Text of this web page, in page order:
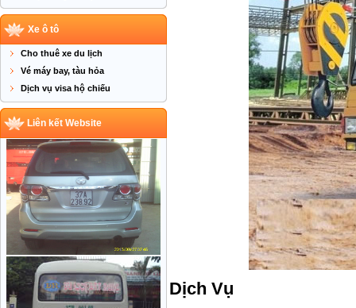
Xe ô tô
Cho thuê xe du lịch
Vé máy bay, tàu hỏa
Dịch vụ visa hộ chiếu
Liên kết Website
Dịch Vụ